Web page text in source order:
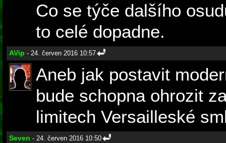
Co se týče dalšího
to celé dopadne.
AVip - 24. červen 2016 10:57
Aneb jak postavit
bude schopna ohrozit
limitech Versailleské
Seven - 24. červen 2016 10:50